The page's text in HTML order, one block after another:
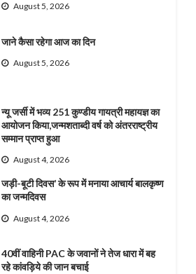
August 5, 2026
जाने कैसा रहेगा आज का दिन
August 5, 2026
न्यू जर्सी में भव्य 251 कुण्डीय गायत्री महायज्ञ का
आयोजन किया,जन्मशताब्दी वर्ष को अंतरराष्ट्रीय
सम्मान प्राप्त हुआ
August 4, 2026
जड़ी-बूटी दिवस’ के रूप में मनाया आचार्य बालकृष्ण
का जन्मदिवस
August 4, 2026
40वीं वाहिनी PAC के जवानों ने तेज धारा में बह
रहे कांवड़िये की जान बचाई